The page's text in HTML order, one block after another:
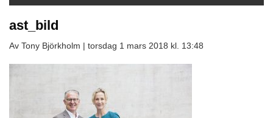
ast_bild
Av Tony Björkholm | torsdag 1 mars 2018 kl. 13:48